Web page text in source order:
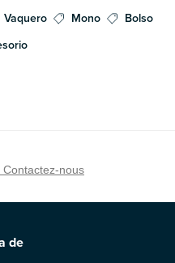
Vaquero Mono
Bolso
Contactez-nous
de